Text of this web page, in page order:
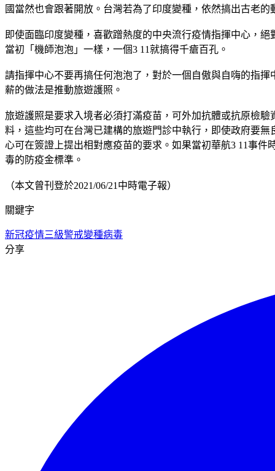
國當然也會跟著開放。台灣若為了印度變種，依然搞出古老
即使面臨印度變種，喜歡蹭熱度的中央流行疫情指揮中心，
當初「機師泡泡」一樣，一個3 11就搞得千瘡百孔。
請指揮中心不要再搞任何泡泡了，對於一個自傲與自嗨的指
薪的做法是推動旅遊護照。
旅遊護照是要求入境者必須打滿疫苗，可外加抗體或抗原檢
料，這些均可在台灣已建構的旅遊門診中執行，即使政府要
心可在簽證上提出相對應疫苗的要求。如果當初華航3 11事
毒的防疫金標準。
（本文曾刊登於2021/06/21中時電子報）
關鍵字
新冠疫情三級警戒變種病毒
分享